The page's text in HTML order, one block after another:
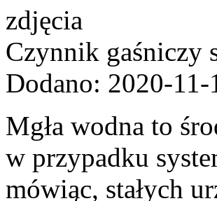
Czynnik gaśniczy
Dodano: 2020-11-
Mgła wodna to
w przypadku
mówiąc, stałych